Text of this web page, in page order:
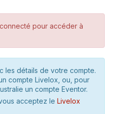
pour accéder à
les détails de votre compte.
compte Livelox, ou, pour
un compte Eventor.
acceptez le Livelox